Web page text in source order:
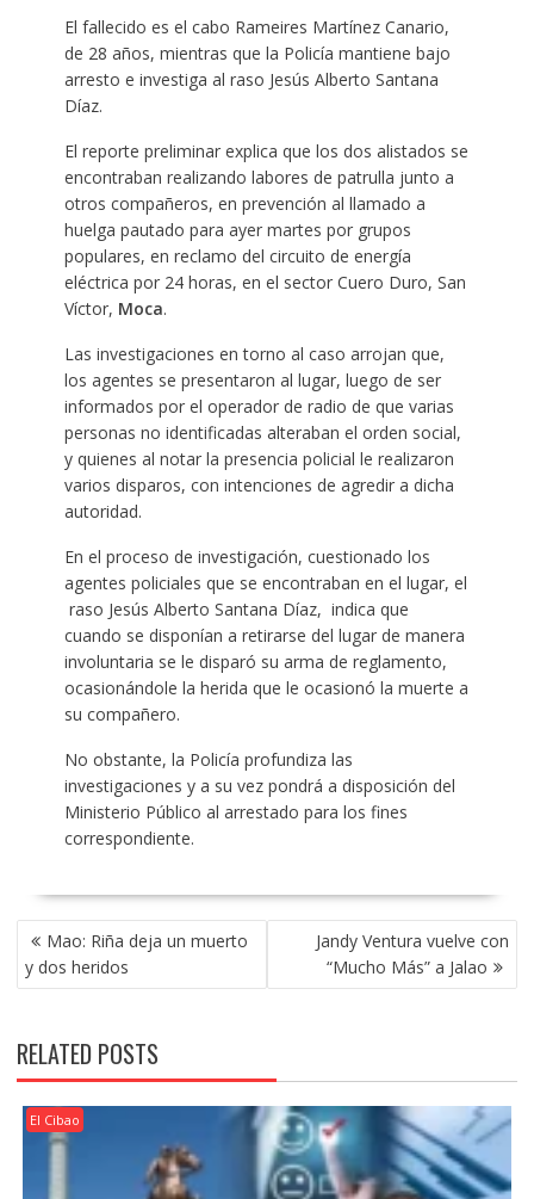
El fallecido es el cabo Rameires Martínez Canario,
de 28 años, mientras que la Policía mantiene bajo
arresto e investiga al raso Jesús Alberto Santana
Díaz.
El reporte preliminar explica que los dos alistados se
encontraban realizando labores de patrulla junto a
otros compañeros, en prevención al llamado a
huelga pautado para ayer martes por grupos
populares, en reclamo del circuito de energía
eléctrica por 24 horas, en el sector Cuero Duro, San
Víctor, Moca.
Las investigaciones en torno al caso arrojan que,
los agentes se presentaron al lugar, luego de ser
informados por el operador de radio de que varias
personas no identificadas alteraban el orden social,
y quienes al notar la presencia policial le realizaron
varios disparos, con intenciones de agredir a dicha
autoridad.
En el proceso de investigación, cuestionado los
agentes policiales que se encontraban en el lugar, el
raso Jesús Alberto Santana Díaz, indica que
cuando se disponían a retirarse del lugar de manera
involuntaria se le disparó su arma de reglamento,
ocasionándole la herida que le ocasionó la muerte a
su compañero.
No obstante, la Policía profundiza las
investigaciones y a su vez pondrá a disposición del
Ministerio Público al arrestado para los fines
correspondiente.
POST
NAVIGATION
Mao: Riña deja un muerto
y dos heridos
Jandy Ventura vuelve con
“Mucho Más” a Jalao
RELATED POSTS
El Cibao